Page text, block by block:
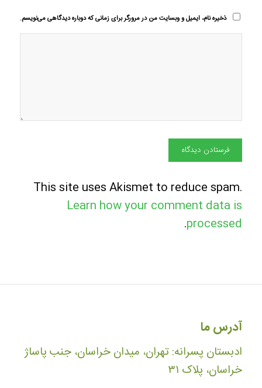
ذخیره نام، ایمیل و وبسایت من در مرورگر برای زمانی که دوباره دیدگاهی می‌نویسم.
This site uses Akismet to reduce spam.
Learn how your comment data is
processed
.
آدرس ما
ادبستان پسرانه: تهران، میدان خراسان، جنب پاساژ
خراسان، پلاک ۳۱